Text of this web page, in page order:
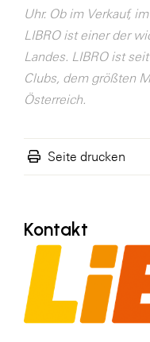
SKINUANCE®
Sony DADC
STIHL Tirol
VALETTA
Verband Druck
WKS
Uhr. Ob im Verkauf,
LIBRO ist einer der
Landes. LIBRO ist
Clubs, dem größten
Österreich.
Seite drucken
Kontakt